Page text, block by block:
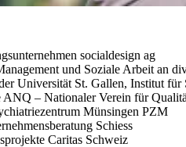
socialdesign ag
und Soziale Arbeit an
Universität St. Gallen, Institut
ANQ – Nationaler Verein für
Münsingen PZM
Schiess
Caritas Schweiz